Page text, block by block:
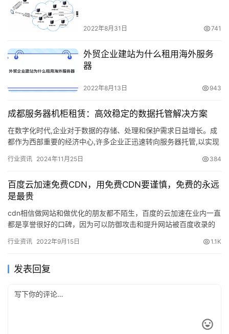
2022年8月31日 741
外贸企业建站为什么租用海外服务
器
2022年8月13日 943
成都服务器机柜租赁：高效稳定的数据托管解决方案
在数字化时代,企业对于数据的存储、处理和保护需求日益增长。成
都作为西部重要的经济中心,许多企业正迅速转向服务器托管,以实现
行业资讯 2024年11月25日 384
百度云加速免费CDN，用免费CDN要谨慎，免费的永远
是最贵
cdn相信做网站和做优化的朋友都不陌生，百度的云加速在业内一直
都是享誉很好的口碑，因为可以防御攻击和提升网站被百度收录的
都…
行业资讯 2022年9月15日 1.1K
发表回复